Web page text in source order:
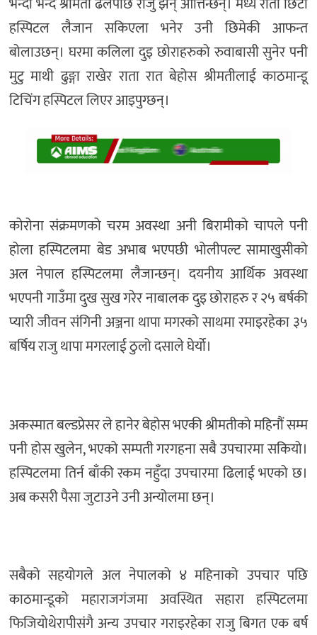
हस्पिटल लैजान सकिएला भनेर उनी छिमेकी आफन्त
बोलाउछन्। घरमा कलिला दुइ छोराहरुको रुवाबासी सुनेर पनी
मुटु माथी ढुङ्गा राखेर राता रात बेहोस श्रीमतीलाई काठमान्डू
टिचिंग हस्पिटल लिएर आइपुग्छन्।
कोरोना संक्रमणको चरम अवस्था अनी बिरामीको चापले पनी
होला हस्पिटलमा बेड अभाब भएपछी भोलीपल्ट सामाखुसीको
अल नेपाल हस्पिटलमा लैजान्छन्। दयनीय आर्थिक अवस्था
भएपनी गाउँमा दुख सुख गरेर नाबालक दुइ छोराहरु र २५ बर्षकी
प्यारी जीवन संगिनी अञ्जना थापा मगरको साथमा रमाइरहेका ३५
बर्षिय राजु थापा मगरलाई ठुलो दसाले घेर्यो।
अकस्मात बल्डप्रेसर ले हानेर बेहोस भएकी श्रीमतीको महिनौं सम्म
पनी होस खुलेन, भएको सम्पती गरगहना सबै उपचारमा सकियो।
हस्पिटलमा तिर्न बाँकी रकम नहुँदा उपचारमा ढिलाई भएको छ।
अब कसरी पैसा जुटाउने उनी अन्योलमा छन्।
सबैको सहयोगले अल नेपालको ४ महिनाको उपचार पछि
काठमान्डूको महाराजगंजमा अवस्थित सहारा हस्पिटलमा
फिजियोथेरापीसंगै अन्य उपचार गराइरहेका राजु बिगत एक बर्ष